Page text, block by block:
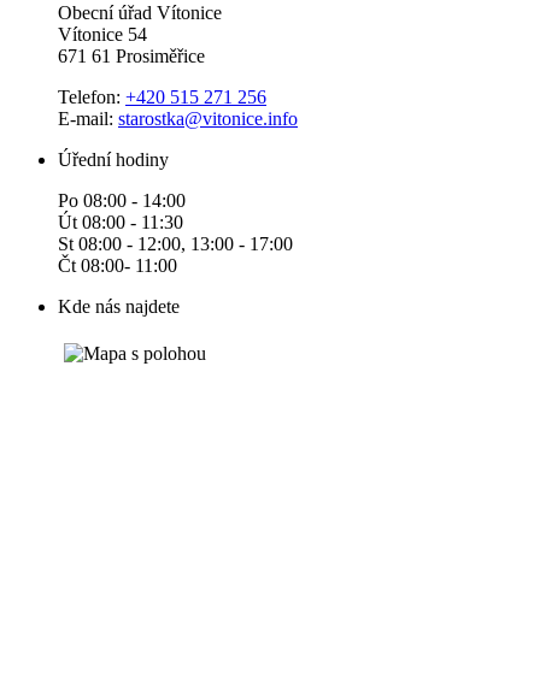
Obecní úřad Vítonice
Vítonice 54
671 61 Prosiměřice
Telefon: +420 515 271 256
E-mail: starostka@vitonice.info
Úřední hodiny
Po 08:00 - 14:00
Út 08:00 - 11:30
St 08:00 - 12:00, 13:00 - 17:00
Čt 08:00- 11:00
Kde nás najdete